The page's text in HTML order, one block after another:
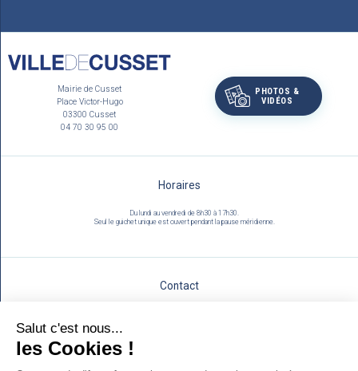
Mairie de Cusset
Place Victor-Hugo
03300 Cusset
04 70 30 95 00
PHOTOS &
VIDÉOS
Horaires
Du lundi au vendredi de 8h30 à 17h30.
Seul le guichet unique est ouvert pendant la pause méridienne.
Contact